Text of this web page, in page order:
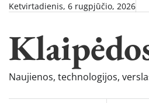
Skip
content
Ketvirtadienis, 6 rugpjūčio, 2026
Naujienos, technologijos,